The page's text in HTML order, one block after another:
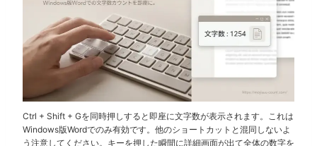
Ctrl + Shift + Gを同時押しすると即座に文字数が表示されます。これは
Windows版Wordでのみ有効です。他のショートカットと混同しないよ
う注意してください。キーを押した瞬間に詳細画面が出て全体の数字を